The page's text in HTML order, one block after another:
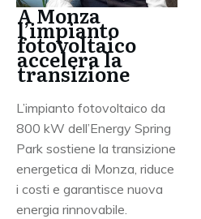
A Monza
l’impianto
fotovoltaico
accelera la
transizione
L’impianto fotovoltaico da
800 kW dell’Energy Spring
Park sostiene la transizione
energetica di Monza, riduce
i costi e garantisce nuova
energia rinnovabile.